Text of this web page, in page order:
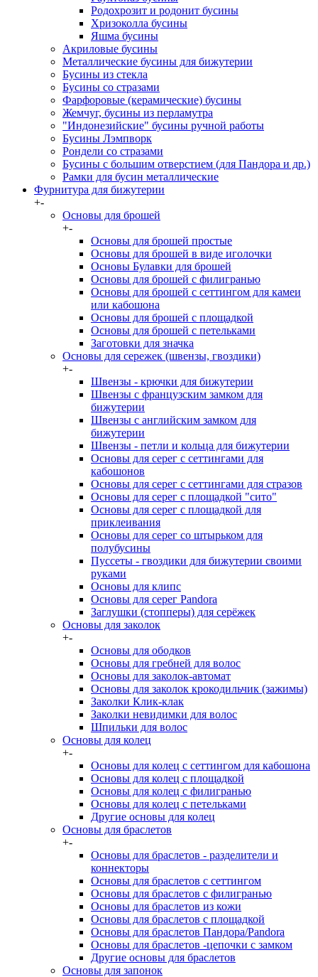
Родохрозит и родонит бусины
Хризоколла бусины
Яшма бусины
Акриловые бусины
Металлические бусины для бижутерии
Бусины из стекла
Бусины со стразами
Фарфоровые (керамические) бусины
Жемчуг, бусины из перламутра
"Индонезийские" бусины ручной работы
Бусины Лэмпворк
Рондели со стразами
Бусины с большим отверстием (для Пандора и др.)
Рамки для бусин металлические
Фурнитура для бижутерии
+-
Основы для брошей
+-
Основы для брошей простые
Основы для брошей в виде иголочки
Основы Булавки для брошей
Основы для брошей с филигранью
Основы для брошей с сеттингом для камеи
или кабошона
Основы для брошей с площадкой
Основы для брошей с петельками
Заготовки для значка
Основы для сережек (швензы, гвоздики)
+-
Швензы - крючки для бижутерии
Швензы с французским замком для
бижутерии
Швензы с английским замком для
бижутерии
Швензы - петли и кольца для бижутерии
Основы для серег с сеттингами для
кабошонов
Основы для серег с сеттингами для стразов
Основы для серег с площадкой "сито"
Основы для серег с площадкой для
приклеивания
Основы для серег со штырьком для
полубусины
Пуссеты - гвоздики для бижутерии своими
руками
Основы для клипс
Основы для серег Pandora
Заглушки (стопперы) для серёжек
Основы для заколок
+-
Основы для ободков
Основы для гребней для волос
Основы для заколок-автомат
Основы для заколок крокодильчик (зажимы)
Заколки Клик-клак
Заколки невидимки для волос
Шпильки для волос
Основы для колец
+-
Основы для колец с сеттингом для кабошона
Основы для колец с площадкой
Основы для колец с филигранью
Основы для колец с петельками
Другие основы для колец
Основы для браслетов
+-
Основы для браслетов - разделители и
коннекторы
Основы для браслетов с сеттингом
Основы для браслетов с филигранью
Основы для браслетов из кожи
Основы для браслетов с площадкой
Основы для браслетов Пандора/Pandora
Основы для браслетов -цепочки с замком
Другие основы для браслетов
Основы для запонок